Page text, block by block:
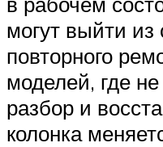
могут выйти из
повторного
моделей, где
разбор и
колонка